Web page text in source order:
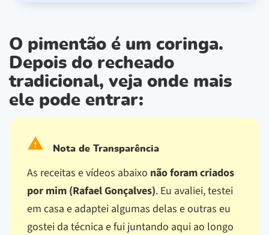
O pimentão é um coringa.
Depois do recheado
tradicional, veja onde mais
ele pode entrar:
Nota de Transparência
As receitas e vídeos abaixo não foram criados
por mim (Rafael Gonçalves). Eu avaliei, testei
em casa e adaptei algumas delas e outras eu
gostei da técnica e fui juntando aqui ao longo